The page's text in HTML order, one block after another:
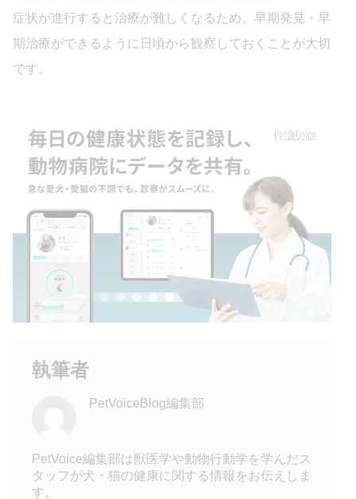
症状が進行すると治療が難しくなるため、早期発見・早
期治療ができるように日頃から観察しておくことが大切
です。
執筆者
PetVoiceBlog編集部
PetVoice編集部は獣医学や動物行動学を学んだス
タッフが犬・猫の健康に関する情報をお伝えしま
す。